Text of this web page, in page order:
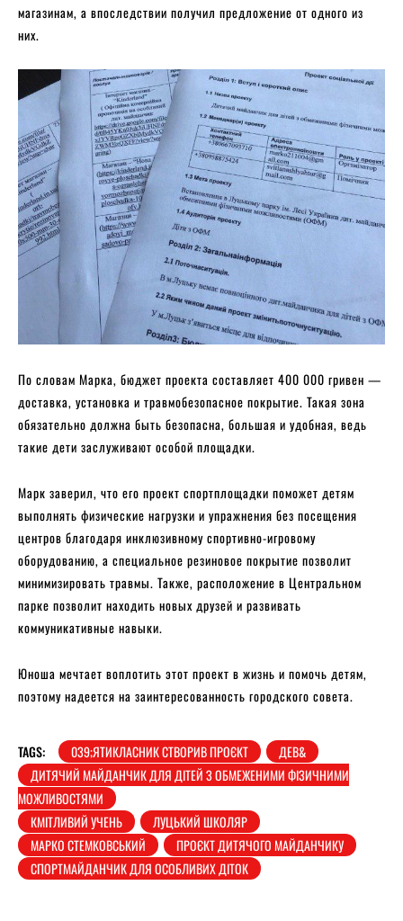
магазинам, а впоследствии получил предложение от одного из
них.
По словам Марка, бюджет проекта составляет 400 000 гривен —
доставка, установка и травмобезопасное покрытие. Такая зона
обязательно должна быть безопасна, большая и удобная, ведь
такие дети заслуживают особой площадки.
Марк заверил, что его проект спортплощадки поможет детям
выполнять физические нагрузки и упражнения без посещения
центров благодаря инклюзивному спортивно-игровому
оборудованию, а специальное резиновое покрытие позволит
минимизировать травмы. Также, расположение в Центральном
парке позволит находить новых друзей и развивать
коммуникативные навыки.
Юноша мечтает воплотить этот проект в жизнь и помочь детям,
поэтому надеется на заинтересованность городского совета.
TAGS: 039;ЯТИКЛАСНИК СТВОРИВ ПРОЄКТ
ДЕВ&
ДИТЯЧИЙ МАЙДАНЧИК ДЛЯ ДІТЕЙ З ОБМЕЖЕНИМИ ФІЗИЧНИМИ
МОЖЛИВОСТЯМИ
КМІТЛИВИЙ УЧЕНЬ
ЛУЦЬКИЙ ШКОЛЯР
МАРКО СТЕМКОВСЬКИЙ
ПРОЄКТ ДИТЯЧОГО МАЙДАНЧИКУ
СПОРТМАЙДАНЧИК ДЛЯ ОСОБЛИВИХ ДІТОК